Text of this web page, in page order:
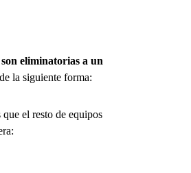
eliminatorias a un
la siguiente forma:
el resto de equipos